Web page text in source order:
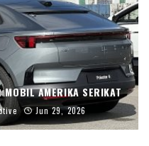
MOBIL AMERIKA SERIKAT
Jun 29, 2026